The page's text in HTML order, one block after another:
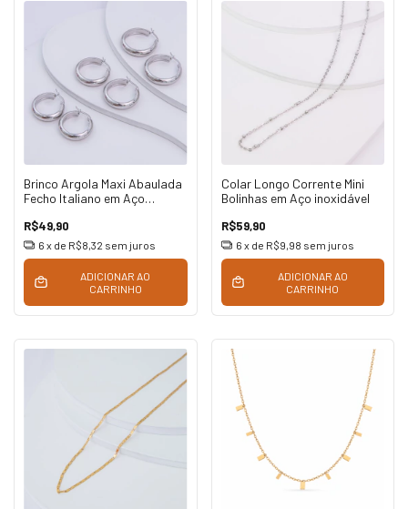
Brinco Argola Maxi Abaulada
Fecho Italiano em Aço
R$49,90
6 x de R$8,32 sem juros
ADICIONAR AO
CARRINHO
Colar Longo Corrente Mini
Bolinhas em Aço inoxidável
R$59,90
6 x de R$9,98 sem juros
ADICIONAR AO
CARRINHO